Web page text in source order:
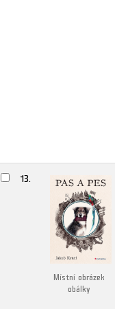
13.
Místní obrázek
obálky